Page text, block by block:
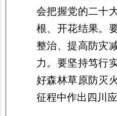
会把握党的二十
根、开花结果。
整治、提高防灾
力。要坚持笃行
好森林草原防灭
征程中作出四川